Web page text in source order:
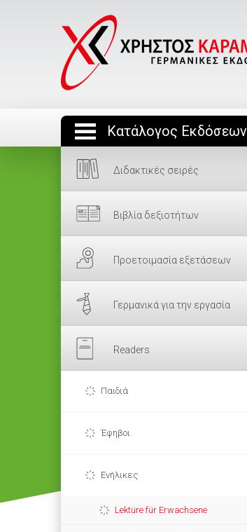
Κατάλογος Εκδόσεων
Διδακτικές σειρές
Βιβλία δεξιοτήτων
Προετοιμασία εξετάσεων
Γερμανικά για την εργασία
Readers
Παιδιά
Έφηβοι
Ενήλικες
Lektüre für Erwachsene